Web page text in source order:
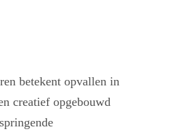
betekent opvallen in
creatief opgebouwd